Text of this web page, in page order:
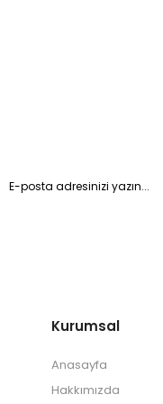
Kurumsal
Anasayfa
Hakkımızda